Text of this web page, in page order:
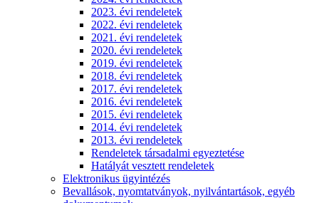
2023. évi rendeletek
2022. évi rendeletek
2021. évi rendeletek
2020. évi rendeletek
2019. évi rendeletek
2018. évi rendeletek
2017. évi rendeletek
2016. évi rendeletek
2015. évi rendeletek
2014. évi rendeletek
2013. évi rendeletek
Rendeletek társadalmi egyeztetése
Hatályát vesztett rendeletek
Elektronikus ügyintézés
Bevallások, nyomtatványok, nyilvántartások, egyéb